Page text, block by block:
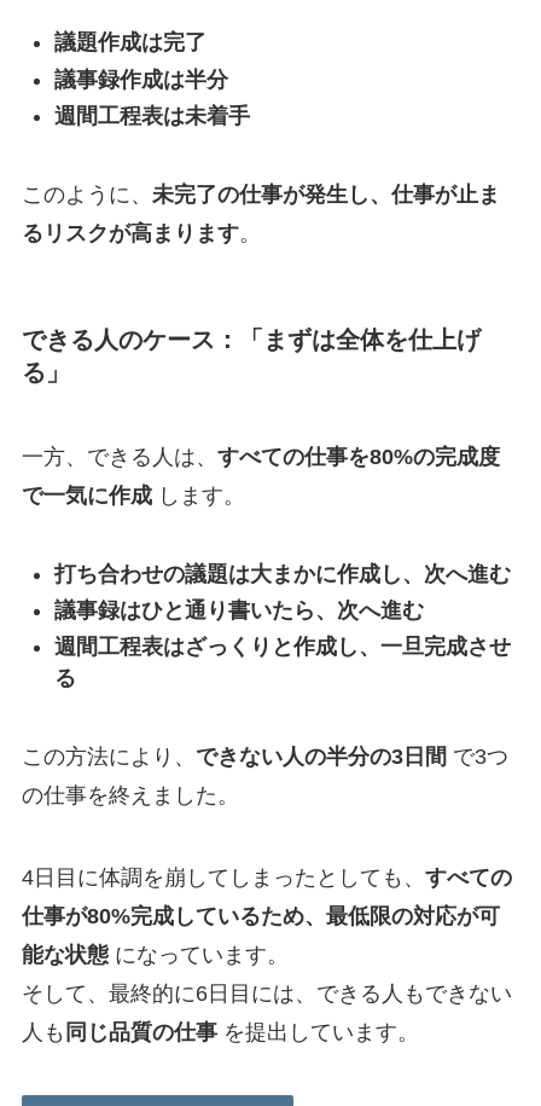
議題作成は完了
議事録作成は半分
週間工程表は未着手
このように、 未完了の仕事が発生し、仕事が止ま
るリスクが高まります。
できる人のケース：「まずは全体を仕上げ
る」
一方、できる人は、 すべての仕事を80%の完成度
で一気に作成します。
打ち合わせの議題は大まかに作成し、次へ進む
議事録はひと通り書いたら、次へ進む
週間工程表はざっくりと作成し、一旦完成させ
る
この方法により、 できない人の半分の3日間 で3つ
の仕事を終えました。
4日目に体調を崩してしまったとしても、 すべての
仕事が80%完成しているため、最低限の対応が可
能な状態になっています。
そして、最終的に6日目には、できる人もできない
人も 同じ品質の仕事を提出しています。